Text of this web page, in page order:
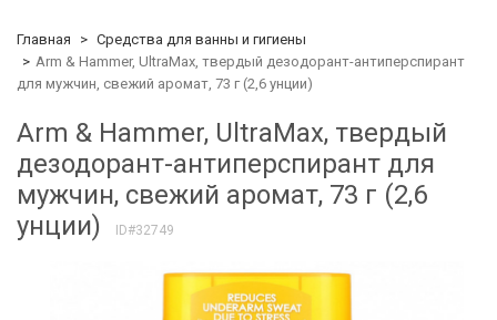
Главная
Средства для ванны и гигиены
Arm & Hammer, UltraMax, твердый дезодорант-антиперспирант
для мужчин, свежий аромат, 73 г (2,6 унции)
Arm & Hammer, UltraMax, твердый
дезодорант-антиперспирант для
мужчин, свежий аромат, 73 г (2,6
унции)
ID#32749